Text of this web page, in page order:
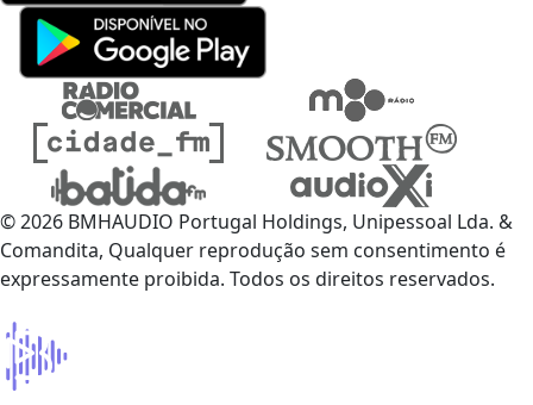
© 2026 BMHAUDIO Portugal Holdings, Unipessoal Lda. &
Comandita, Qualquer reprodução sem consentimento é
expressamente proibida. Todos os direitos reservados.